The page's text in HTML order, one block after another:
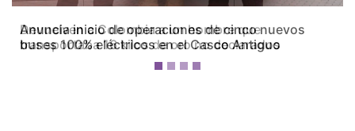
Devuelven a Colombia a un hombre que
transportaba 16 kilos de oro no declarados